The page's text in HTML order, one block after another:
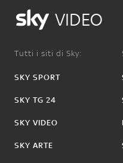
VIDEO
Tutti i siti di Sky:
SKY SPORT
SKY TG 24
SKY VIDEO
SKY ARTE